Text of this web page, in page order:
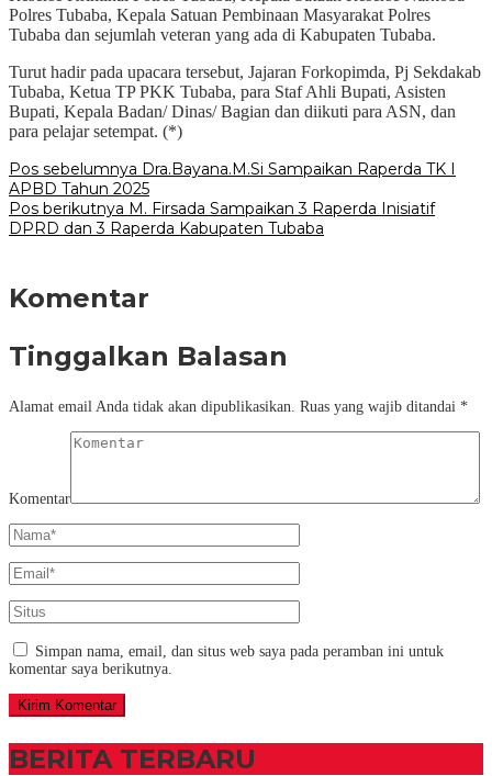
Polres Tubaba, Kepala Satuan Pembinaan Masyarakat Polres
Tubaba dan sejumlah veteran yang ada di Kabupaten Tubaba.
Turut hadir pada upacara tersebut, Jajaran Forkopimda, Pj Sekdakab
Tubaba, Ketua TP PKK Tubaba, para Staf Ahli Bupati, Asisten
Bupati, Kepala Badan/ Dinas/ Bagian dan diikuti para ASN, dan
para pelajar setempat. (*)
Navigasi
pos
Pos sebelumnya Dra.Bayana.M.Si Sampaikan Raperda TK I
APBD Tahun 2025
Pos berikutnya M. Firsada Sampaikan 3 Raperda Inisiatif
DPRD dan 3 Raperda Kabupaten Tubaba
Komentar
Tinggalkan Balasan
Alamat email Anda tidak akan dipublikasikan. Ruas yang wajib ditandai *
Komentar
Simpan nama, email, dan situs web saya pada peramban ini untuk
komentar saya berikutnya.
BERITA TERBARU